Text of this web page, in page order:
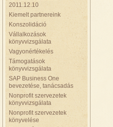
2011.12.10
Kiemelt partnereink
Konszolidáció
Vállalkozások
könyvvizsgálata
Vagyonértékelés
Támogatások
könyvvizsgálata
SAP Business One
bevezetése, tanácsadás
Nonprofit szervezetek
könyvvizsgálata
Nonprofit szervezetek
könyvelése